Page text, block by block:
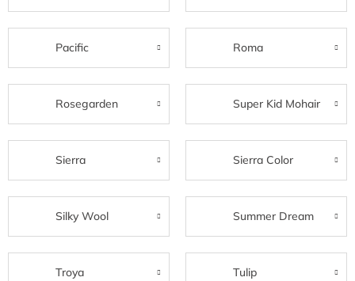
Pacific Roma
Rosegarden Super Kid Mohair
Sierra Sierra Color
Silky Wool Summer Dream
Troya Tulip